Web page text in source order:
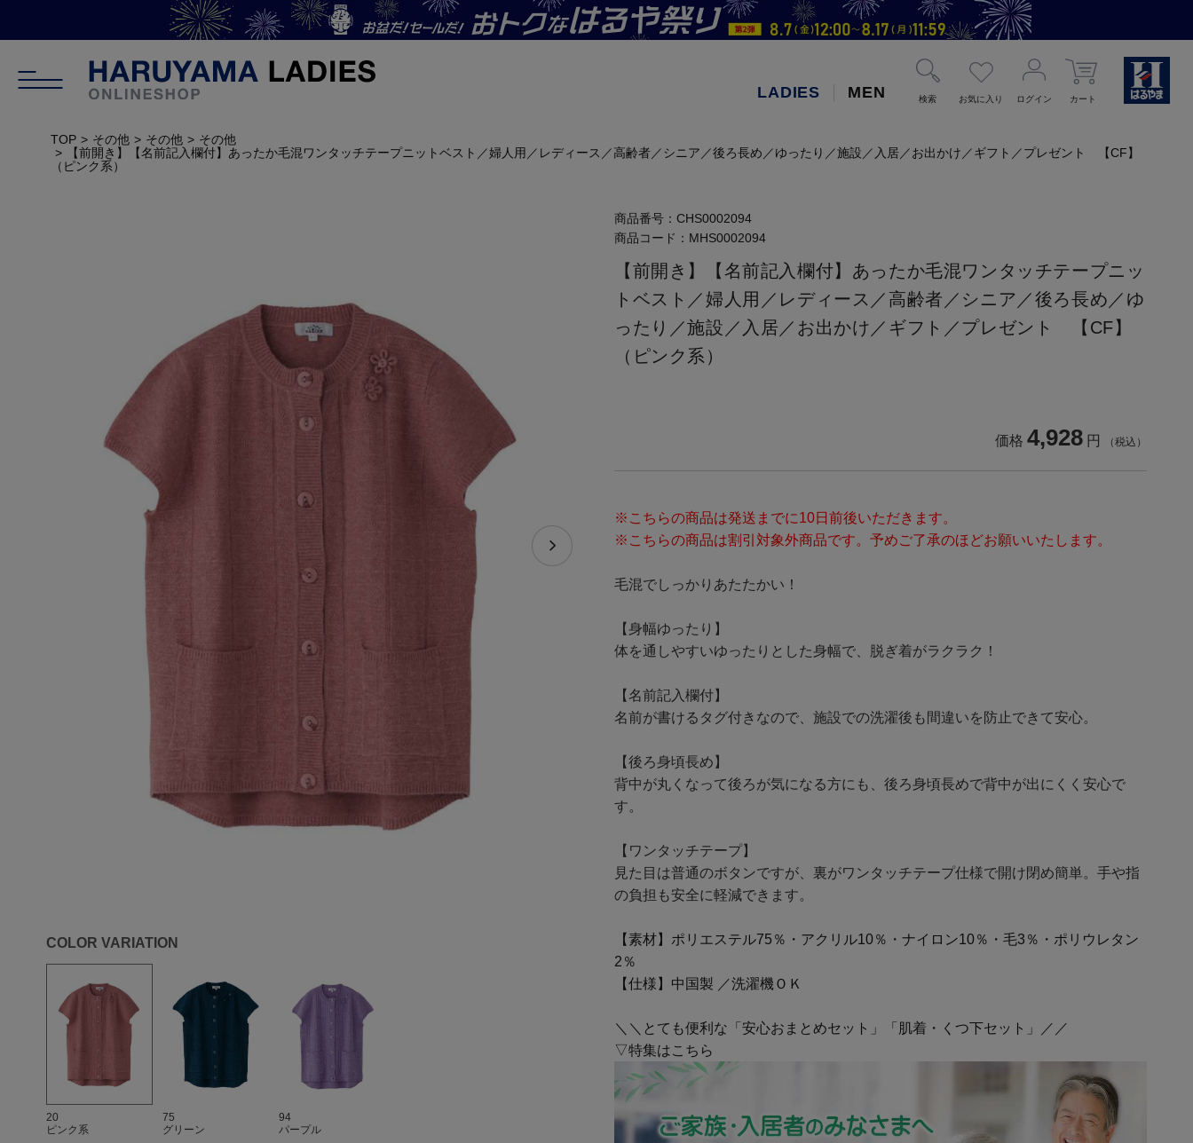
LADIES MEN 検索 お気に入り ログイン カート
TOP その他 その他
その他
【前開き】【名前記入欄付】あったか毛混ワンタッチテープニットベスト／婦人用／レディース／高齢者／シニア／後ろ長め／ゆったり／施設／入居／お出かけ／ギフト／プレゼント 【CF】
（ピンク系）
COLOR VARIATION
20
ピンク系
75
グリーン
94
パープル
商品番号： CHS0002094
商品コード： MHS0002094
【前開き】【名前記入欄付】あったか毛混ワンタッチテープニッ
トベスト／婦人用／レディース／高齢者／シニア／後ろ長め／ゆ
ったり／施設／入居／お出かけ／ギフト／プレゼント 【CF】
（ピンク系）
価格 4,928 円 （税込）
※こちらの商品は発送までに10日前後いただきます。
※こちらの商品は割引対象外商品です。予めご了承のほどお願いいたします。
毛混でしっかりあたたかい！
【身幅ゆったり】
体を通しやすいゆったりとした身幅で、脱ぎ着がラクラク！
【名前記入欄付】
名前が書けるタグ付きなので、施設での洗濯後も間違いを防止できて安心。
【後ろ身頃長め】
背中が丸くなって後ろが気になる方にも、後ろ身頃長めで背中が出にくく安心で
す。
【ワンタッチテープ】
見た目は普通のボタンですが、裏がワンタッチテープ仕様で開け閉め簡単。手や指
の負担も安全に軽減できます。
【素材】ポリエステル75％・アクリル10％・ナイロン10％・毛3％・ポリウレタン
2％
【仕様】中国製 ／洗濯機ＯＫ
＼＼とても便利な「安心おまとめセット」「肌着・くつ下セット」／／
▽特集はこちら